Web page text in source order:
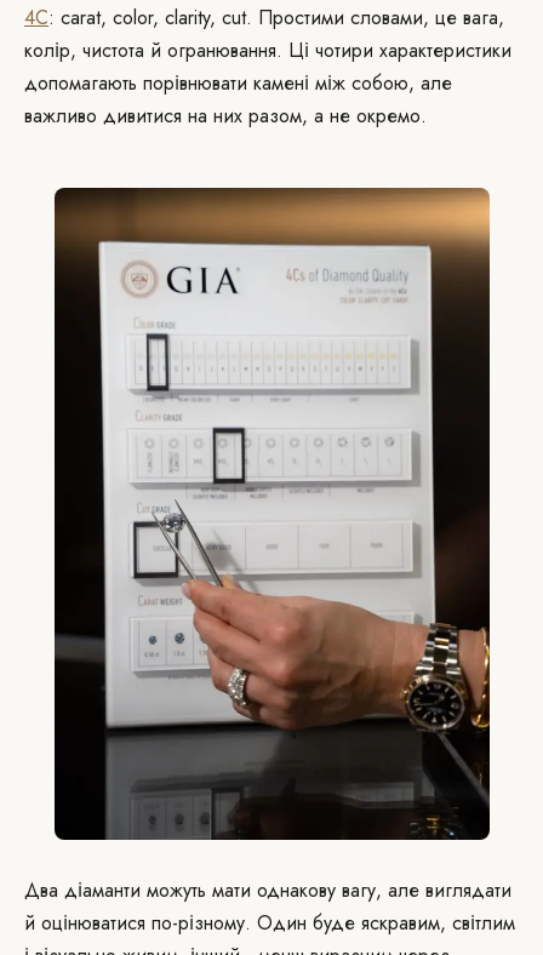
4C: carat, color, clarity, cut. Простими словами, це вага,
колір, чистота й огранювання. Ці чотири характеристики
допомагають порівнювати камені між собою, але
важливо дивитися на них разом, а не окремо.
Два діаманти можуть мати однакову вагу, але виглядати
й оцінюватися по-різному. Один буде яскравим, світлим